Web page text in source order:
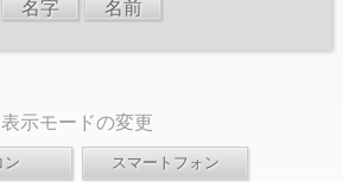
名字 名前
表示モードの変更